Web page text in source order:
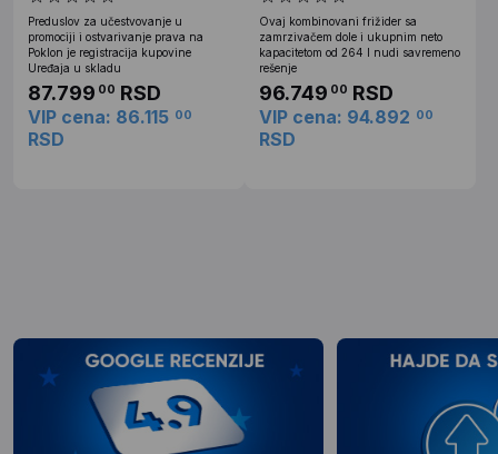
Preduslov za učestvovanje u
promociji i ostvarivanje prava na
Poklon je registracija kupovine
Uređaja u skladu
87.799 00 RSD
VIP cena: 86.115 00
RSD
Ovaj kombinovani frižider sa
zamrzivačem dole i ukupnim neto
kapacitetom od 264 l nudi savremeno
rešenje
96.749 00 RSD
VIP cena: 94.892 00
RSD